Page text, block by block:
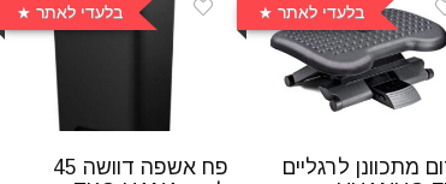
בלעדי לאתר
מתכוונן לרגליים
בלעדי לאתר
פח אשפה דוושה 45